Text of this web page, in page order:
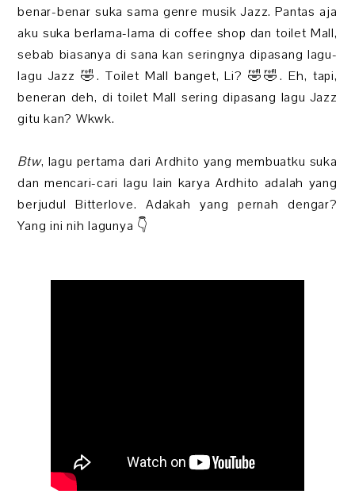
benar-benar suka sama genre musik Jazz. Pantas aja
aku suka berlama-lama di coffee shop dan toilet Mall,
sebab biasanya di sana kan seringnya dipasang lagu-
lagu Jazz 🤣. Toilet Mall banget, Li? 🤣🤣. Eh, tapi,
beneran deh, di toilet Mall sering dipasang lagu Jazz
gitu kan? Wkwk.
Btw, lagu pertama dari Ardhito yang membuatku suka
dan mencari-cari lagu lain karya Ardhito adalah yang
berjudul Bitterlove. Adakah yang pernah dengar?
Yang ini nih lagunya 👇